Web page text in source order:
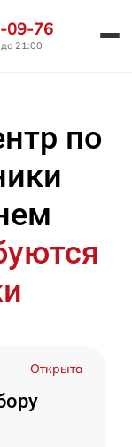
09-76
21:00
по
Открыта